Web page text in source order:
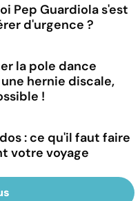
Pep Guardiola s'est
d'urgence ?
la pole dance
hernie discale,
!
: ce qu'il faut faire
votre voyage